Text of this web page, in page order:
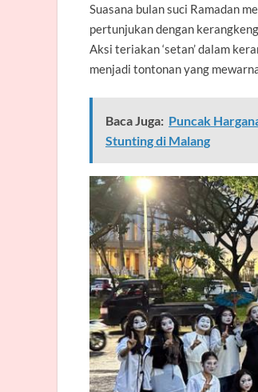
Suasana bulan suci Ramadan
pertunjukan dengan
Aksi teriakan ‘setan’ dalam
menjadi tontonan yang
Baca Juga: Puncak
Stunting di Malang